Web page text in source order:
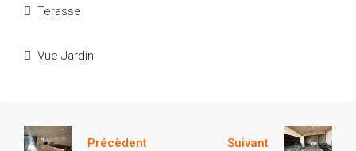
Terasse
Vue Jardin
Précèdent Suivant